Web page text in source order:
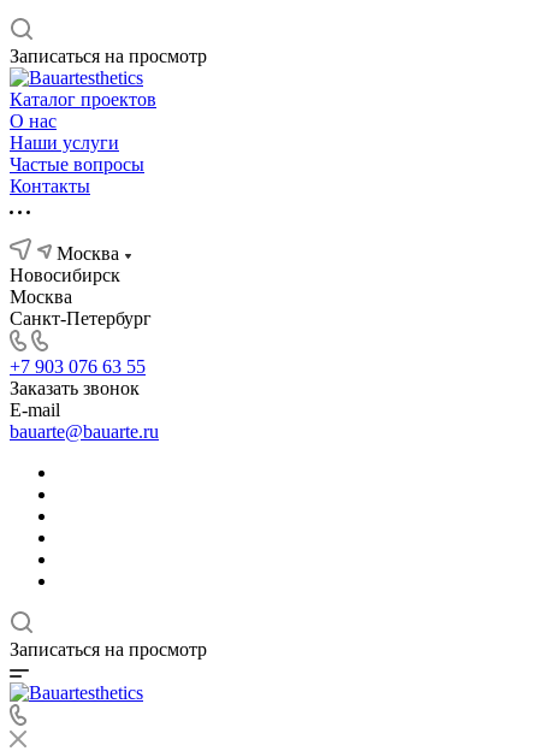
Записаться на просмотр
Каталог проектов
О нас
Наши услуги
Частые вопросы
Контакты
Москва
Новосибирск
Москва
Санкт-Петербург
+7 903 076 63 55
Заказать звонок
E-mail
bauarte@bauarte.ru
Записаться на просмотр